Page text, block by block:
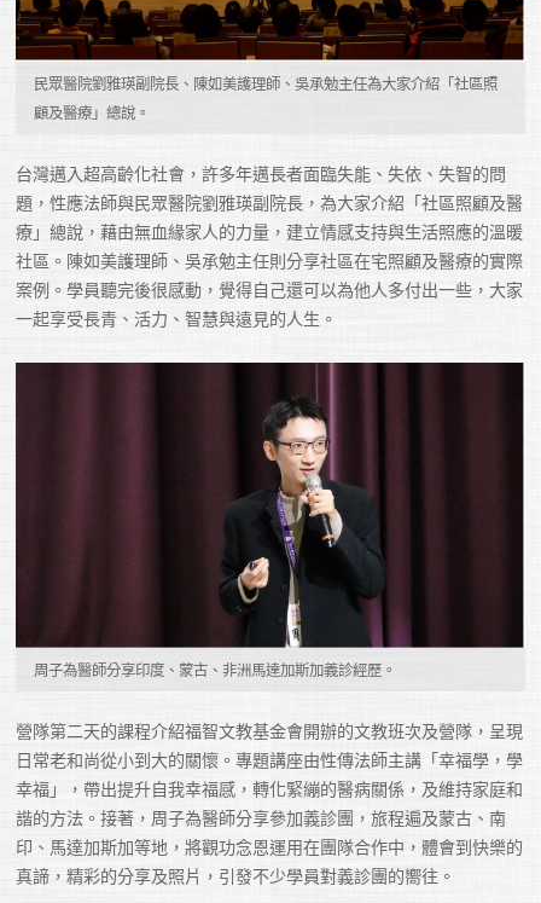
民眾醫院劉雅瑛副院長、陳如美護理師、吳承勉主任為大家介紹「社區照
顧及醫療」總說。
台灣邁入超高齡化社會，許多年邁長者面臨失能、失依、失智的問
題，性應法師與民眾醫院劉雅瑛副院長，為大家介紹「社區照顧及醫
療」總說，藉由無血緣家人的力量，建立情感支持與生活照應的溫暖
社區。陳如美護理師、吳承勉主任則分享社區在宅照顧及醫療的實際
案例。學員聽完後很感動，覺得自己還可以為他人多付出一些，大家
一起享受長青、活力、智慧與遠見的人生。
周子為醫師分享印度、蒙古、非洲馬達加斯加義診經歷。
營隊第二天的課程介紹福智文教基金會開辦的文教班次及營隊，呈現
日常老和尚從小到大的關懷。專題講座由性傳法師主講「幸福學，學
幸福」，帶出提升自我幸福感，轉化緊繃的醫病關係，及維持家庭和
諧的方法。接著，周子為醫師分享參加義診團，旅程遍及蒙古、南
印、馬達加斯加等地，將觀功念恩運用在團隊合作中，體會到快樂的
真諦，精彩的分享及照片，引發不少學員對義診團的嚮往。